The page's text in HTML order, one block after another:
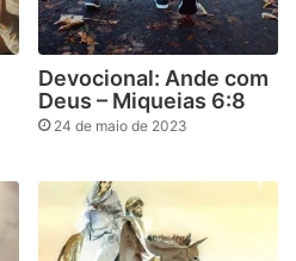
Devocional: Ande com
Deus – Miqueias 6:8
24 de maio de 2023